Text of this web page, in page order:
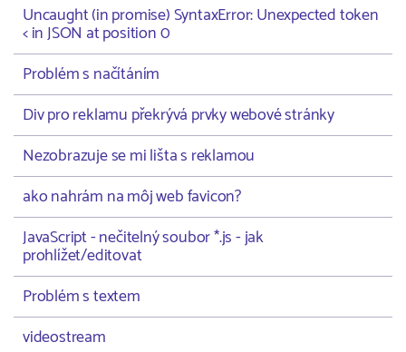
Uncaught (in promise) SyntaxError: Unexpected token
< in JSON at position 0
Problém s načítáním
Div pro reklamu překrývá prvky webové stránky
Nezobrazuje se mi lišta s reklamou
ako nahrám na môj web favicon?
JavaScript - nečitelný soubor *.js - jak
prohlížet/editovat
Problém s textem
videostream